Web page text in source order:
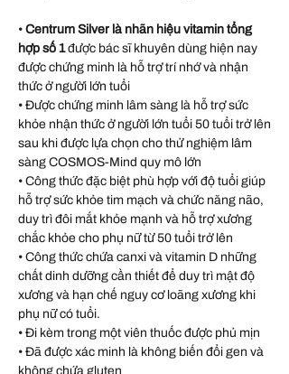
• Centrum Silver là nhãn hiệu vitamin tổng
hợp số 1được bác sĩ khuyên dùng hiện nay
được chứng minh là hỗ trợ trí nhớ và nhận
thức ở người lớn tuổi
• Được chứng minh lâm sàng là hỗ trợ sức
khỏe nhận thức ở người lớn tuổi 50 tuổi trở lên
sau khi được lựa chọn cho thử nghiệm lâm
sàng COSMOS-Mind quy mô lớn
• Công thức đặc biệt phù hợp với độ tuổi giúp
hỗ trợ sức khỏe tim mạch và chức năng não,
duy trì đôi mắt khỏe mạnh và hỗ trợ xương
chắc khỏe cho phụ nữ từ 50 tuổi trở lên
• Công thức chứa canxi và vitamin D những
chất dinh dưỡng cần thiết để duy trì mật độ
xương và hạn chế nguy cơ loãng xương khi
phụ nữ có tuổi.
• Đi kèm trong một viên thuốc được phủ mịn
• Đã được xác minh là không biến đổi gen và
không chứa gluten